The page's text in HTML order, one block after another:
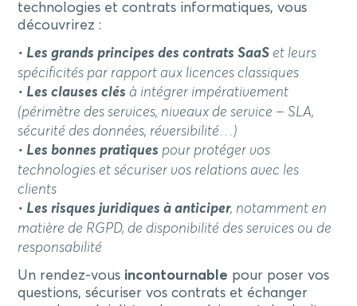
technologies et contrats informatiques, vous
découvrirez :
• Les grands principes des contrats SaaS et leurs
spécificités par rapport aux licences classiques
• Les clauses clés à intégrer impérativement
(périmètre des services, niveaux de service – SLA,
sécurité des données, réversibilité…)
• Les bonnes pratiques pour protéger vos
technologies et sécuriser vos relations avec les
clients
• Les risques juridiques à anticiper, notamment en
matière de RGPD, de disponibilité des services ou de
responsabilité
Un rendez-vous incontournable pour poser vos
questions, sécuriser vos contrats et échanger